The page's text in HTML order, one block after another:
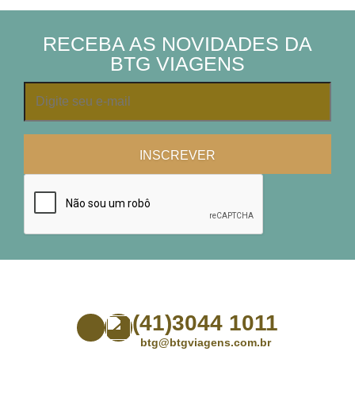
RECEBA AS NOVIDADES DA
BTG VIAGENS
(41)3044 1011
btg@btgviagens.com.br